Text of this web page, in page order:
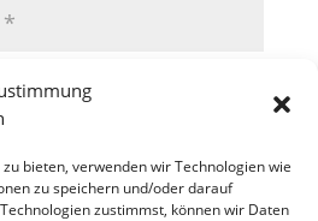
bieten, verwenden wir Technologien wie
zu speichern und/oder darauf
zustimmst, können wir Daten